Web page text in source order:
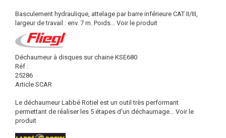
Basculement hydraulique, attelage par barre inférieure CAT II/III,
largeur de travail : env. 7 m. Poids... Voir le produit
Déchaumeur à disques sur chaine KSE680
Réf :
25286
Article SCAR
Le déchaumeur Labbé Rotiel est un outil très performant
permettant de réaliser les 5 étapes d'un déchaumage... Voir le
produit